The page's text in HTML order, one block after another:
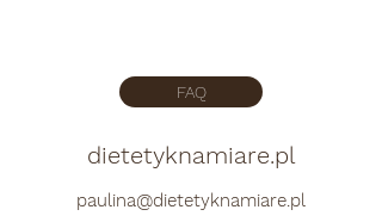
FAQ
dietetyknamiare.pl
paulina@dietetyknamiare.pl